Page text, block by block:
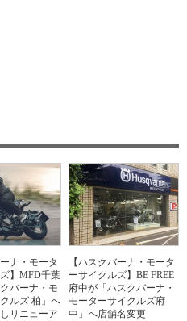
ナ・モータ
】MFD千葉
バーナ・モ
ルズ 柏」へ
リニューア
【ハスクバーナ・モータ
ーサイクルズ】BE FREE
府中が「ハスクバーナ・
モーターサイクルズ府
中」へ店舗名変更